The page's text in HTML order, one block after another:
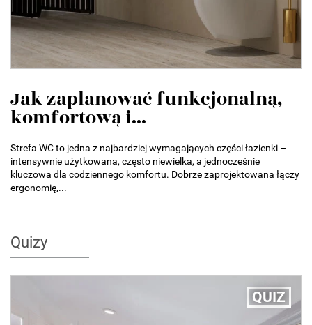
Jak zaplanować funkcjonalną,
komfortową i...
Strefa WC to jedna z najbardziej wymagających części łazienki –
intensywnie użytkowana, często niewielka, a jednocześnie
kluczowa dla codziennego komfortu. Dobrze zaprojektowana łączy
ergonomię,...
Quizy
QUIZ